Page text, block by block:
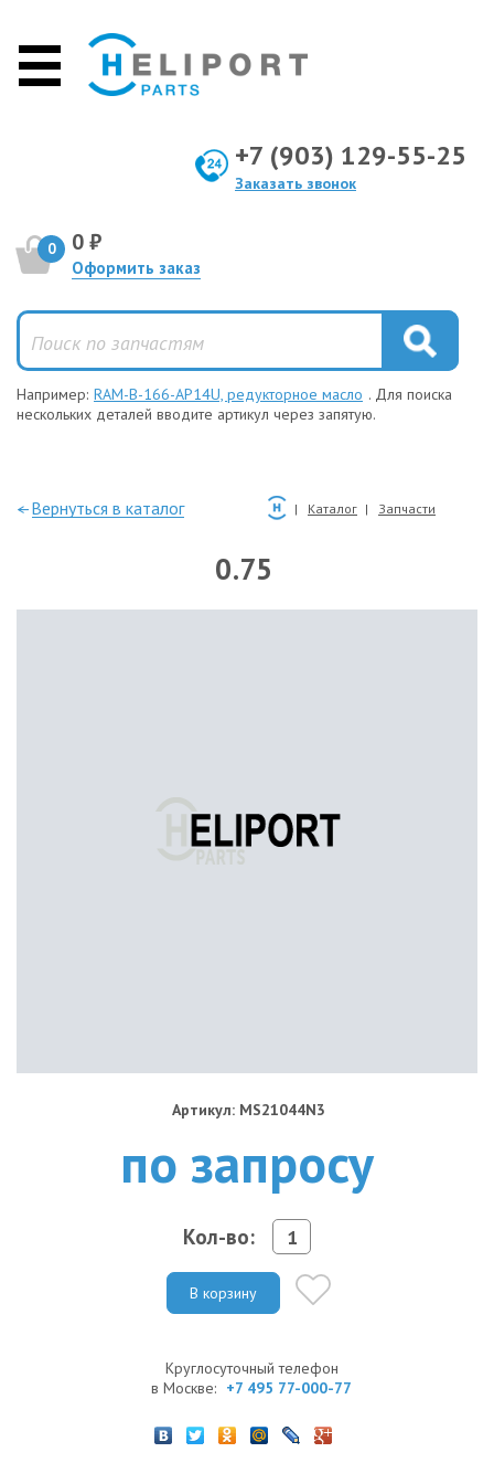
+7 (903) 129-55-25
Заказать звонок
0 0 ₽
Оформить заказ
Например: RAM-B-166-AP14U, редукторное масло . Для поиска
нескольких деталей вводите артикул через запятую.
—Вернуться в каталог Каталог Запчасти
0.75
Артикул: MS21044N3
по запросу
Кол-во:
В корзину
Круглосуточный телефон
в Москве: +7 495 77-000-77